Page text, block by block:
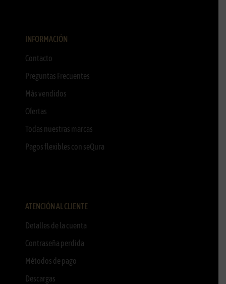
INFORMACIÓN
Contacto
Preguntas Frecuentes
Más vendidos
Ofertas
Todas nuestras marcas
Pagos flexibles con seQura
ATENCIÓN AL CLIENTE
Detalles de la cuenta
Contraseña perdida
Métodos de pago
Descargas